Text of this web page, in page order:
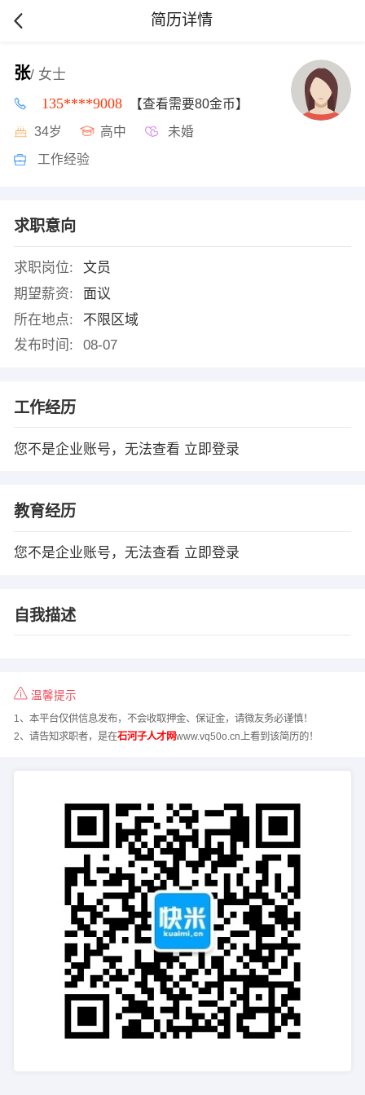
简历详情
张/ 女士
135****9008 【查看需要80金币】
34岁 高中 未婚
工作经验
求职意向
求职岗位:
文员
期望薪资:
面议
所在地点:
不限区域
发布时间:
08-07
工作经历
您不是企业账号，无法查看 立即登录
教育经历
您不是企业账号，无法查看 立即登录
自我描述
温馨提示
1、本平台仅供信息发布，不会收取押金、保证金，请微友务必谨慎！
2、请告知求职者，是在石河子人才网www.vq50o.cn上看到该简历的！